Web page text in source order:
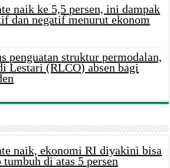
naik ke 5,5 persen, ini dampak
dan negatif menurut ekonom
penguatan struktur permodalan,
Lestari (RLCO) absen bagi
naik, ekonomi RI diyakini bisa
tumbuh di atas 5 persen